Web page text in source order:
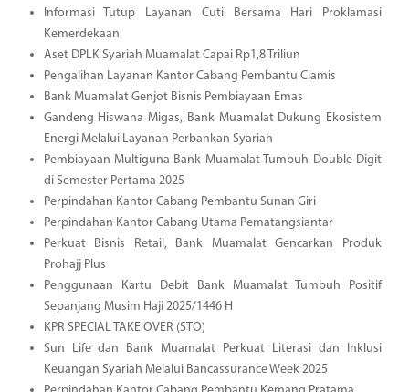
Informasi Tutup Layanan Cuti Bersama Hari Proklamasi
Kemerdekaan
Aset DPLK Syariah Muamalat Capai Rp1,8 Triliun
Pengalihan Layanan Kantor Cabang Pembantu Ciamis
Bank Muamalat Genjot Bisnis Pembiayaan Emas
Gandeng Hiswana Migas, Bank Muamalat Dukung Ekosistem
Energi Melalui Layanan Perbankan Syariah
Pembiayaan Multiguna Bank Muamalat Tumbuh Double Digit
di Semester Pertama 2025
Perpindahan Kantor Cabang Pembantu Sunan Giri
Perpindahan Kantor Cabang Utama Pematangsiantar
Perkuat Bisnis Retail, Bank Muamalat Gencarkan Produk
Prohajj Plus
Penggunaan Kartu Debit Bank Muamalat Tumbuh Positif
Sepanjang Musim Haji 2025/1446 H
KPR SPECIAL TAKE OVER (STO)
Sun Life dan Bank Muamalat Perkuat Literasi dan Inklusi
Keuangan Syariah Melalui Bancassurance Week 2025